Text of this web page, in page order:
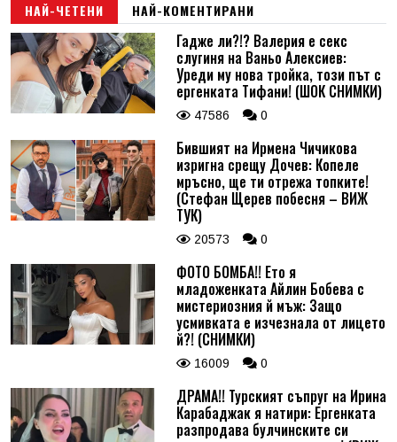
НАЙ-ЧЕТЕНИ НАЙ-КОМЕНТИРАНИ
Гадже ли?!? Валерия е секс
слугиня на Ваньо Алексиев:
Уреди му нова тройка, този път с
ергенката Тифани! (ШОК СНИМКИ)
47586 0
Бившият на Ирмена Чичикова
изригна срещу Дочев: Копеле
мръсно, ще ти отрежа топките!
(Стефан Щерев побесня – ВИЖ
ТУК)
20573 0
ФОТО БОМБА!! Ето я
младоженката Айлин Бобева с
мистериозния й мъж: Защо
усмивката е изчезнала от лицето
й?! (СНИМКИ)
16009 0
ДРАМА!! Турският съпруг на Ирина
Карабаджак я натири: Ергенката
разпродава булчинските си